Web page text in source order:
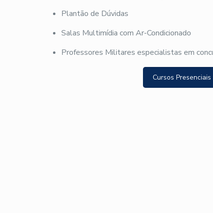
Plantão de Dúvidas
Salas Multimídia com Ar-Condicionado
Professores Militares especialistas em
Cursos Presenciais